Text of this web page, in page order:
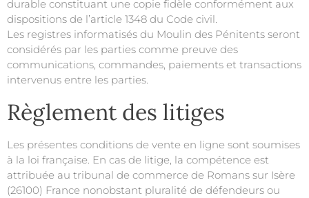
durable constituant une copie fidèle conformément aux
dispositions de l’article 1348 du Code civil.
Les registres informatisés du Moulin des Pénitents seront
considérés par les parties comme preuve des
communications, commandes, paiements et transactions
intervenus entre les parties.
Règlement des litiges
Les présentes conditions de vente en ligne sont soumises
à la loi française. En cas de litige, la compétence est
attribuée au tribunal de commerce de Romans sur Isère
(26100) France nonobstant pluralité de défendeurs ou